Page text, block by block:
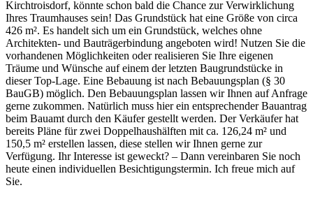
Kirchtroisdorf, könnte schon bald die Chance zur Verwirklichung
Ihres Traumhauses sein! Das Grundstück hat eine Größe von circa
426 m². Es handelt sich um ein Grundstück, welches ohne
Architekten- und Bauträgerbindung angeboten wird! Nutzen Sie die
vorhandenen Möglichkeiten oder realisieren Sie Ihre eigenen
Träume und Wünsche auf einem der letzten Baugrundstücke in
dieser Top-Lage. Eine Bebauung ist nach Bebauungsplan (§ 30
BauGB) möglich. Den Bebauungsplan lassen wir Ihnen auf Anfrage
gerne zukommen. Natürlich muss hier ein entsprechender Bauantrag
beim Bauamt durch den Käufer gestellt werden. Der Verkäufer hat
bereits Pläne für zwei Doppelhaushälften mit ca. 126,24 m² und
150,5 m² erstellen lassen, diese stellen wir Ihnen gerne zur
Verfügung. Ihr Interesse ist geweckt? – Dann vereinbaren Sie noch
heute einen individuellen Besichtigungstermin. Ich freue mich auf
Sie.